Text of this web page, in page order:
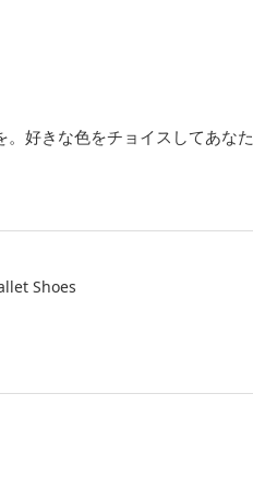
好きな色をチョイスしてあなた
Shoes